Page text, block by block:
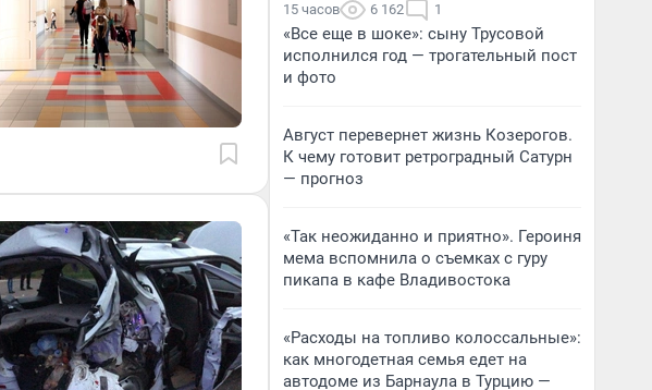
15 часов 6 162 1
«Все еще в шоке»: сыну Трусовой
исполнился год — трогательный пост
и фото
Август перевернет жизнь Козерогов.
К чему готовит ретроградный Сатурн
— прогноз
«Так неожиданно и приятно». Героиня
мема вспомнила о съемках с гуру
пикапа в кафе Владивостока
«Расходы на топливо колоссальные»:
как многодетная семья едет на
автодоме из Барнаула в Турцию —